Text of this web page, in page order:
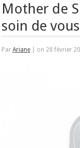
Mother de
soin de vous
Par Ariane on 28 février